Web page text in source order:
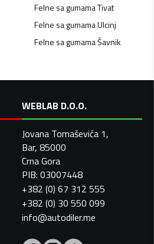
Felne sa gumamaTivat
Felne sa gumamaUlcinj
Felne sa gumamaŠavnik
WEBLAB D.O.O.
Jovana Tomaševića 1,
Bar, 85000
Crna Gora
PIB: 03007448
+382 (0) 67 312 555
+382 (0) 30 550 099
info@autodiler.me